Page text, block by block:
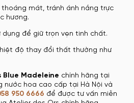
thoáng mát, tránh ánh nắng trực
hương.
dụng để giữ trọn vẹn tinh chất.
độ thay đổi thất thường như
Blue Madeleine chính hãng tại
nước hoa cao cấp tại Hà Nội và
950 6666 để được tư vấn miễn